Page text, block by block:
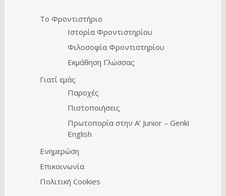
Το Φροντιστήριο
Ιστορία Φροντιστηρίου
Φιλοσοφία Φροντιστηρίου
Εκμάθηση Γλώσσας
Γιατί εμάς
Παροχές
Πιστοποιήσεις
Πρωτοπορία στην A’ Junior – Genki
English
Ενημερώση
Επικοινωνία
Πολιτική Cookies